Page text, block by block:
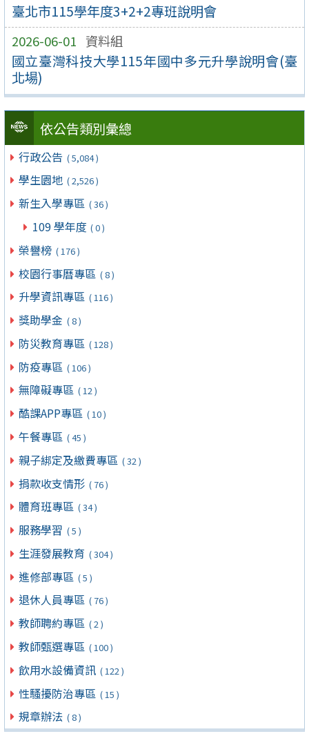
臺北市115學年度3+2+2專班說明會
2026-06-01 資料組
國立臺灣科技大學115年國中多元升學說明會(臺
北場)
依公告類別彙總
行政公告 ( 5,084 )
學生園地 ( 2,526 )
新生入學專區 ( 36 )
109 學年度 ( 0 )
榮譽榜 ( 176 )
校園行事曆專區 ( 8 )
升學資訊專區 ( 116 )
獎助學金 ( 8 )
防災教育專區 ( 128 )
防疫專區 ( 106 )
無障礙專區 ( 12 )
酷課APP專區 ( 10 )
午餐專區 ( 45 )
親子綁定及繳費專區 ( 32 )
捐款收支情形 ( 76 )
體育班專區 ( 34 )
服務學習 ( 5 )
生涯發展教育 ( 304 )
進修部專區 ( 5 )
退休人員專區 ( 76 )
教師聘約專區 ( 2 )
教師甄選專區 ( 100 )
飲用水設備資訊 ( 122 )
性騷擾防治專區 ( 15 )
規章辦法 ( 8 )